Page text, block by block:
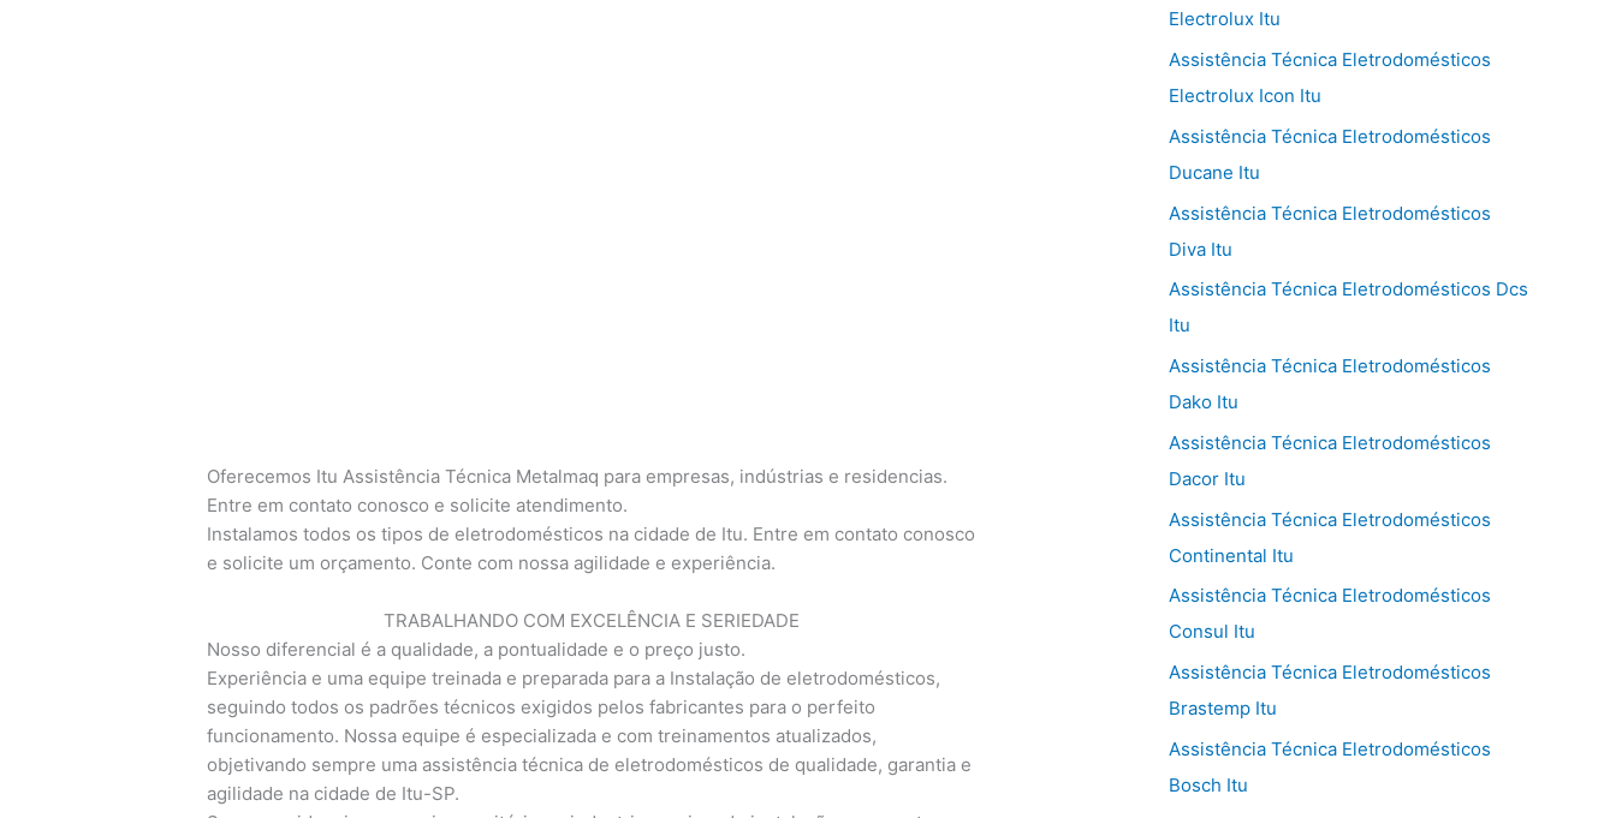
Oferecemos Itu Assistência Técnica Metalmaq para empresas, indústrias e residencias.
Entre em contato conosco e solicite atendimento.
Instalamos todos os tipos de eletrodomésticos na cidade de Itu. Entre em contato conosco
e solicite um orçamento. Conte com nossa agilidade e experiência.
TRABALHANDO COM EXCELÊNCIA E SERIEDADE
Nosso diferencial é a qualidade, a pontualidade e o preço justo.
Experiência e uma equipe treinada e preparada para a Instalação de eletrodomésticos,
seguindo todos os padrões técnicos exigidos pelos fabricantes para o perfeito
funcionamento. Nossa equipe é especializada e com treinamentos atualizados,
objetivando sempre uma assistência técnica de eletrodomésticos de qualidade, garantia e
agilidade na cidade de Itu-SP.
Electrolux Itu
Assistência Técnica Eletrodomésticos
Electrolux Icon Itu
Assistência Técnica Eletrodomésticos
Ducane Itu
Assistência Técnica Eletrodomésticos
Diva Itu
Assistência Técnica Eletrodomésticos Dcs
Itu
Assistência Técnica Eletrodomésticos
Dako Itu
Assistência Técnica Eletrodomésticos
Dacor Itu
Assistência Técnica Eletrodomésticos
Continental Itu
Assistência Técnica Eletrodomésticos
Consul Itu
Assistência Técnica Eletrodomésticos
Brastemp Itu
Assistência Técnica Eletrodomésticos
Bosch Itu